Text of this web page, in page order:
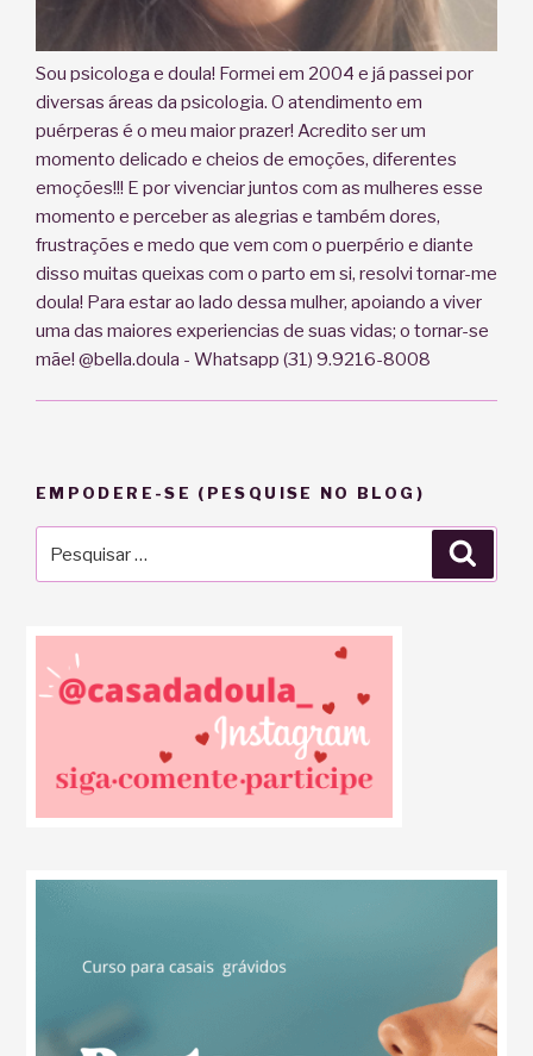
Sou psicologa e doula! Formei em 2004 e já passei por
diversas áreas da psicologia. O atendimento em
puérperas é o meu maior prazer! Acredito ser um
momento delicado e cheios de emoções, diferentes
emoções!!! E por vivenciar juntos com as mulheres esse
momento e perceber as alegrias e também dores,
frustrações e medo que vem com o puerpério e diante
disso muitas queixas com o parto em si, resolvi tornar-me
doula! Para estar ao lado dessa mulher, apoiando a viver
uma das maiores experiencias de suas vidas; o tornar-se
mãe! @bella.doula - Whatsapp (31) 9.9216-8008
EMPODERE-SE (PESQUISE NO BLOG)
por: